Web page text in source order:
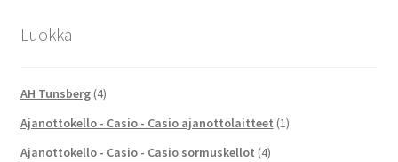
Luokka
AH Tunsberg (4)
Ajanottokello - Casio - Casio ajanottolaitteet (1)
Ajanottokello - Casio - Casio sormuskellot (4)